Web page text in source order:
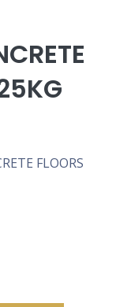
FLOORS